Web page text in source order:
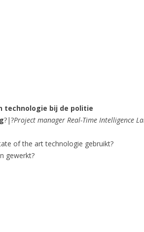
technologie bij de politie
?|?Project manager Real-Time Intelligence
of the art technologie gebruikt?
gewerkt?